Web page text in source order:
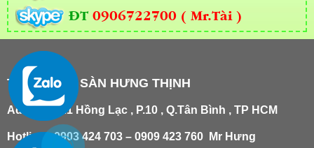
ĐT 0906722700 ( Mr.Tài )
THẢM TRẢI SÀN HƯNG THỊNH
Add : 181/21 Hồng Lạc , P.10 , Q.Tân Bình , TP HCM
Hotline : 0903 424 703 – 0909 423 760 Mr Hưng